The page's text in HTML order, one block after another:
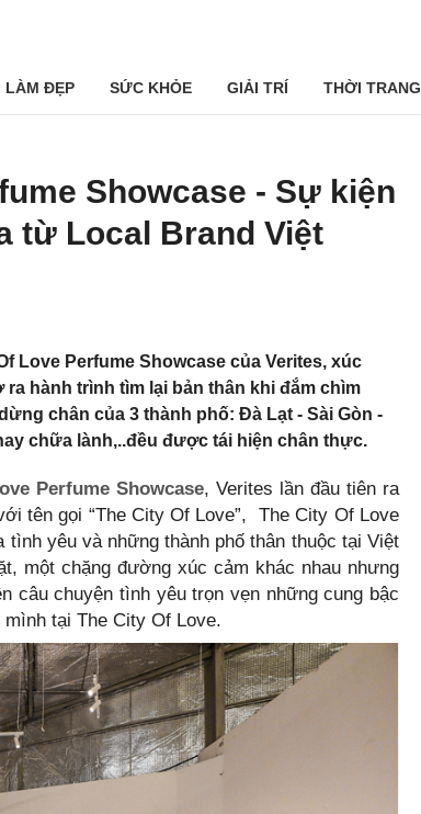
LÀM ĐẸP SỨC KHỎE GIẢI TRÍ THỜI TRANG
Showcase - Sự kiện
từ Local Brand Việt
Love Perfume Showcase của Verites, xúc
hành trình tìm lại bản thân khi đắm chìm
chân của 3 thành phố: Đà Lạt - Sài Gòn -
chữa lành,..đều được tái hiện chân thực.
Perfume Showcase, Verites lần đầu tiên ra
tên gọi “The City Of Love”, The City Of Love
yêu và những thành phố thân thuộc tại Việt
một chặng đường xúc cảm khác nhau nhưng
câu chuyện tình yêu trọn vẹn những cung bậc
tại The City Of Love.